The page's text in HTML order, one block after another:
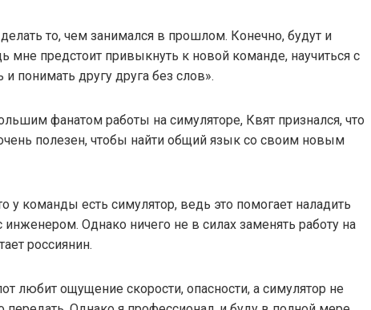
то, чем занимался в прошлом. Конечно, будут и
мне предстоит привыкнуть к новой команде, научиться с
и понимать другу друга без слов».
фанатом работы на симуляторе, Квят признался, что
полезен, чтобы найти общий язык со своим новым
у команды есть симулятор, ведь это помогает наладить
инженером. Однако ничего не в силах заменять работу на
россиянин.
любит ощущение скорости, опасности, а симулятор не